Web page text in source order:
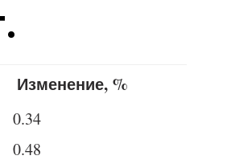
Изменение, %
0.34
0.48